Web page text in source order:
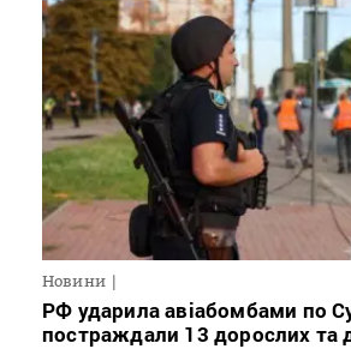
Новини
РФ ударила авіабомбами по
постраждали 13 дорослих та